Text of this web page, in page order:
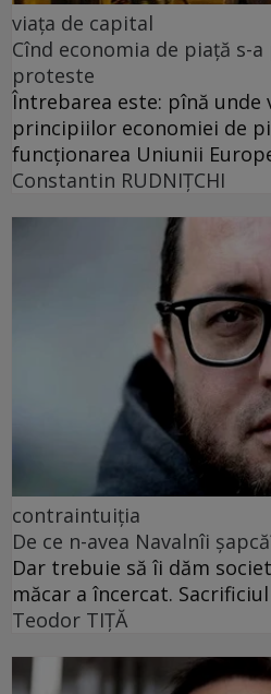
viața de capital
Cînd economia de piață s-
proteste
Întrebarea este: pînă unde
principiilor economiei de
funcționarea Uniunii
Constantin RUDNIŢCHI
contraintuiția
De ce n-avea Navalnîi
Dar trebuie să îi dăm
măcar a încercat.
Teodor TIŢĂ